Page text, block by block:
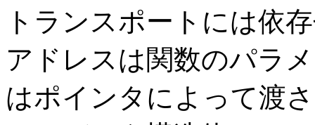
トランスポートには依
アドレスは関数のパラ
はポインタによって渡